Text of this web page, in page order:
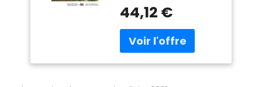
français Fabriqué aux
44,12 €